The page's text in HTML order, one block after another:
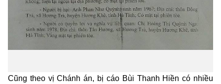
Cũng theo vị Chánh án, bị cáo Bùi Thanh Hiền có nhiều